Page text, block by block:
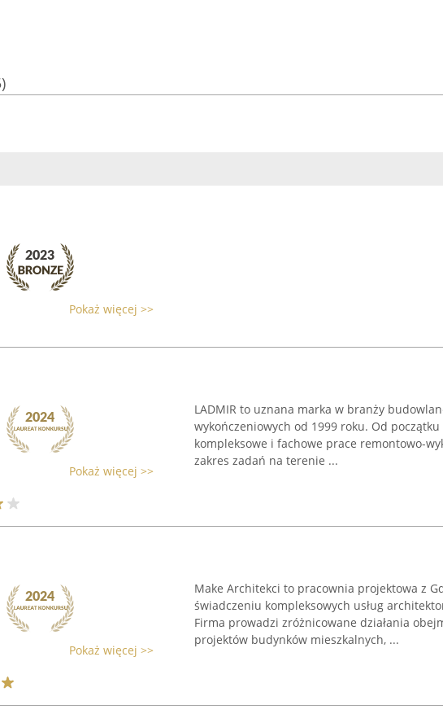
Pokaż więcej >>
Pokaż więcej >>
LADMIR to uznana marka w branży
wykończeniowych od 1999 roku. Od
kompleksowe i fachowe prace remontowo-
zakres zadań na terenie ...
Pokaż więcej >>
Make Architekci to pracownia projektowa z
świadczeniu kompleksowych usług
Firma prowadzi zróżnicowane działania
projektów budynków mieszkalnych, ...